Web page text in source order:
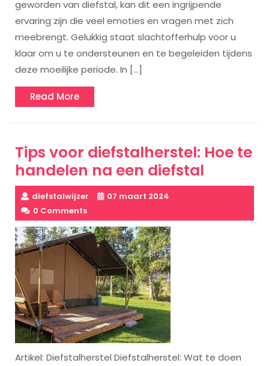
geworden van diefstal, kan dit een ingrijpende
ervaring zijn die veel emoties en vragen met zich
meebrengt. Gelukkig staat slachtofferhulp voor u
klaar om u te ondersteunen en te begeleiden tijdens
deze moeilijke periode. In […]
Read MoreRead
More
Tips voor diefstalherstel: Hoe te
handelen na een diefstal
diefstalwijzer
07 maart 2024
0 Comments
Artikel: Diefstalherstel Diefstalherstel: Wat te doen